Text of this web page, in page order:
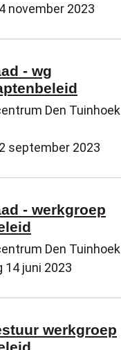
november 2023
- wg
Den Tuinhoek
september 2023
- werkgroep
Den Tuinhoek
14 juni 2023
werkgroep